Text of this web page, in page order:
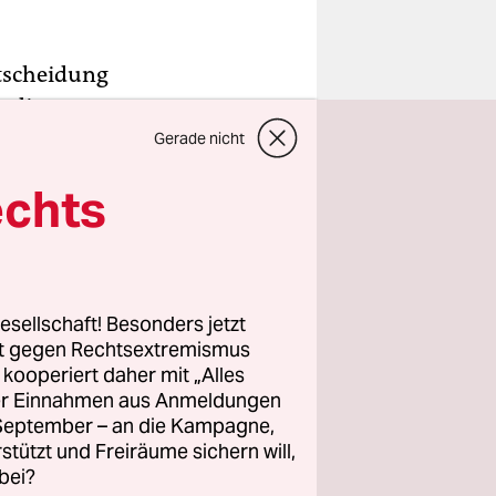
die
Staat,
heute
Gerade nicht
Besonders jetzt
gegen Rechtsextremismus
daher mit „Alles
Einnahmen aus Anmeldungen
– an die Kampagne,
und Freiräume sichern will,